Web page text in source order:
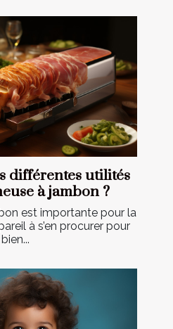
différentes utilités
à jambon ?
est importante pour la
à s’en procurer pour
bien...